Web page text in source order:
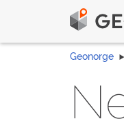
Geonorge